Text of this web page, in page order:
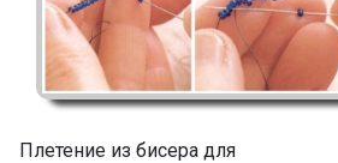
Плетение из бисера для